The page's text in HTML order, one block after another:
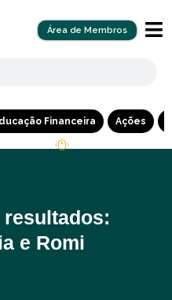
Área de Membros
Financeira Ações
e Romi